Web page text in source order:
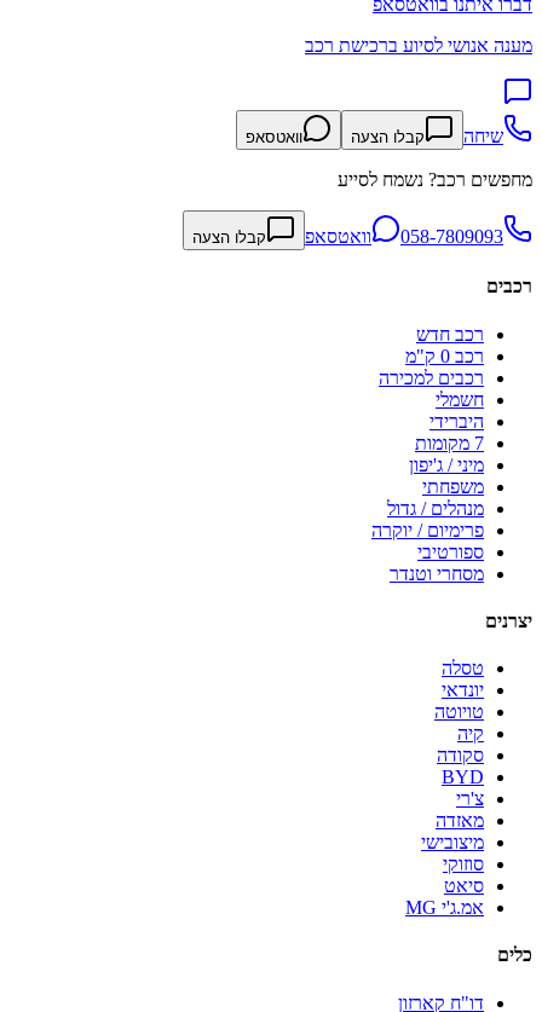
דברו איתנו בוואטסאפ
מענה אנושי לסיוע ברכישת רכב
שיחה קבלו הצעה וואטסאפ
מחפשים רכב? נשמח לסייע
058-7809093 וואטסאפ קבלו הצעה
רכבים
רכב חדש
רכב 0 ק"מ
רכבים למכירה
חשמלי
היברידי
7 מקומות
מיני / ג'יפון
משפחתי
מנהלים / גדול
פרימיום / יוקרה
ספורטיבי
מסחרי וטנדר
יצרנים
טסלה
יונדאי
טויוטה
קיה
סקודה
BYD
צ'רי
מאזדה
מיצובישי
סוזוקי
סיאט
אמ.ג'י MG
כלים
דו"ח קארזון